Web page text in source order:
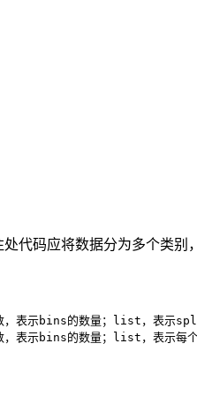
代码应将数据分为多个类别
表示bins的数量；list，表示